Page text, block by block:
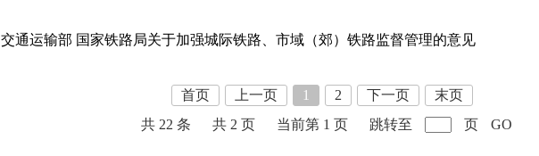
交通运输部 国家铁路局关于加强城际铁路、市域（郊）铁路监督管理的意见
首页 上一页 1 2 下一页
末页
共 22 条
共 2 页 当前第 1 页 跳转至 页 GO